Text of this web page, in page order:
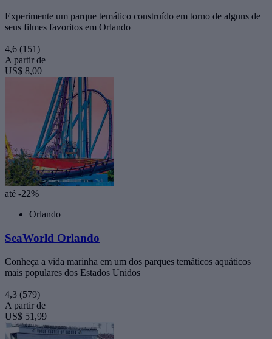
Experimente um parque temático construído em torno de alguns de
seus filmes favoritos em Orlando
4,6 (151)
A partir de
US$ 8,00
até -22%
Orlando
SeaWorld Orlando
Conheça a vida marinha em um dos parques temáticos aquáticos
mais populares dos Estados Unidos
4,3 (579)
A partir de
US$ 51,99